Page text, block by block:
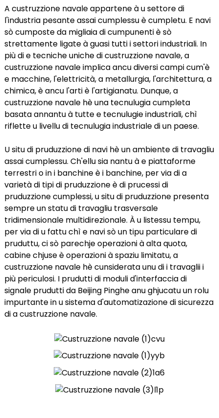
A custruzzione navale appartene à u settore di
l'industria pesante assai cumplessu è cumpletu. E navi
sò cumposte da migliaia di cumpunenti è sò
strettamente ligate à guasi tutti i settori industriali. In
più di e tecniche uniche di custruzzione navale, a
custruzzione navale implica ancu diversi campi cum'è
e macchine, l'elettricità, a metallurgia, l'architettura, a
chimica, è ancu l'arti è l'artigianatu. Dunque, a
custruzzione navale hè una tecnulugia cumpleta
basata annantu à tutte e tecnulugie industriali, chì
riflette u livellu di tecnulugia industriale di un paese.
U situ di pruduzzione di navi hè un ambiente di travagliu
assai cumplessu. Ch'ellu sia nantu à e piattaforme
terrestri o in i banchine è i banchine, per via di a
varietà di tipi di pruduzzione è di prucessi di
pruduzzione cumplessi, u situ di pruduzzione presenta
sempre un statu di travagliu trasversale
tridimensionale multidirezionale. À u listessu tempu,
per via di u fattu chì e navi sò un tipu particulare di
pruduttu, ci sò parechje operazioni à alta quota,
cabine chjuse è operazioni à spaziu limitatu, a
custruzzione navale hè cunsiderata unu di i travaglii i
più periculosi. I prudutti di moduli d'interfaccia di
signale prudutti da Beijing Pinghe anu ghjucatu un rolu
impurtante in u sistema d'automatizazione di sicurezza
di a custruzzione navale.